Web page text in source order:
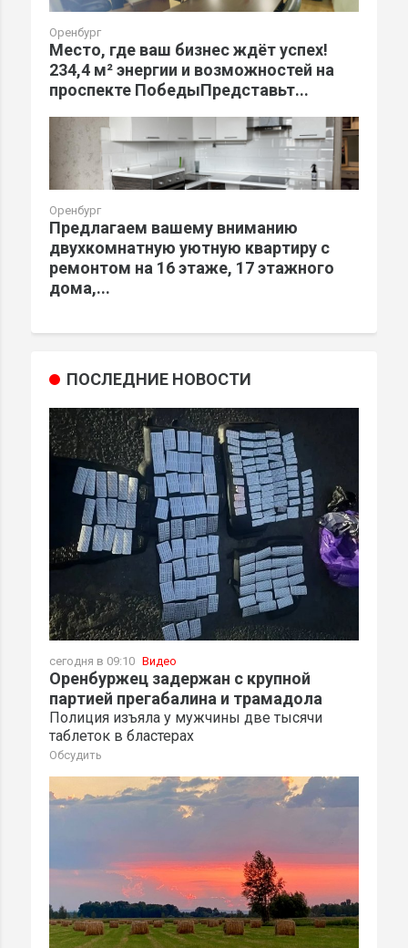
Оренбург
Место, где ваш бизнес ждёт успех!
234,4 м² энергии и возможностей на
проспекте ПобедыПредставьт...
Оренбург
Предлагаем вашему вниманию
двухкомнатную уютную квартиру с
ремонтом на 16 этаже, 17 этажного
дома,...
ПОСЛЕДНИЕ НОВОСТИ
сегодня в 09:10 Видео
Оренбуржец задержан с крупной
партией прегабалина и трамадола
Полиция изъяла у мужчины две тысячи
таблеток в бластерах
Обсудить